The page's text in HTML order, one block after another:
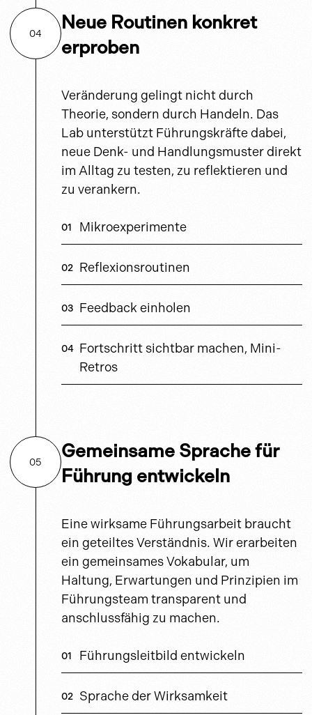
04
Neue Routinen konkret
erproben
Veränderung gelingt nicht durch
Theorie, sondern durch Handeln. Das
Lab unterstützt Führungskräfte dabei,
neue Denk- und Handlungsmuster direkt
im Alltag zu testen, zu reflektieren und
zu verankern.
Mikroexperimente
Reflexionsroutinen
Feedback einholen
Fortschritt sichtbar machen, Mini-
Retros
05
Gemeinsame Sprache für
Führung entwickeln
Eine wirksame Führungsarbeit braucht
ein geteiltes Verständnis. Wir erarbeiten
ein gemeinsames Vokabular, um
Haltung, Erwartungen und Prinzipien im
Führungsteam transparent und
anschlussfähig zu machen.
Führungsleitbild entwickeln
Sprache der Wirksamkeit